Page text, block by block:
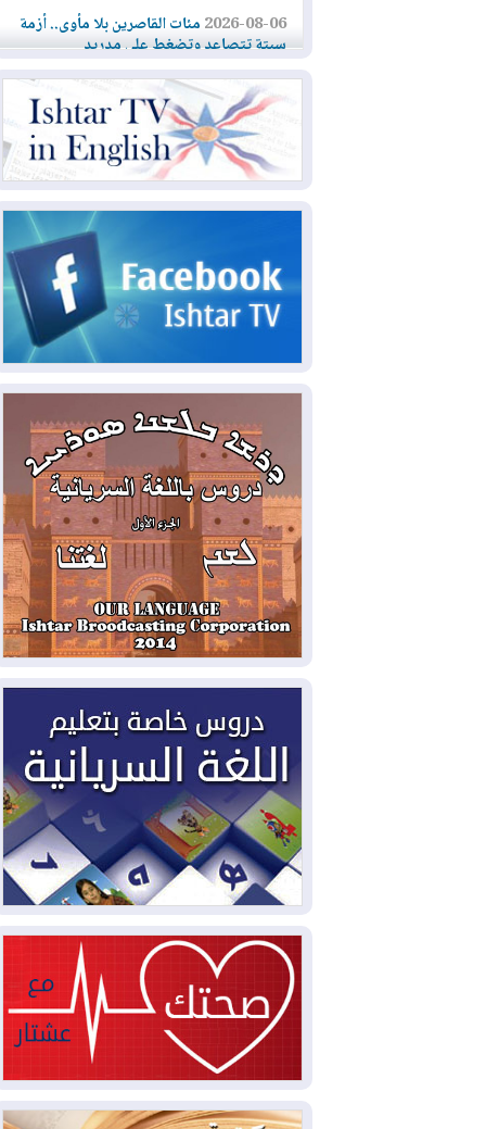
2026-08-06مئات القاصرين بلا مأوى.. أزمة
سبتة تتصاعد وتضغط على مدريد
2026-08-05
لمدة عام.. بدء توريد 100
مليون قدم مكعب يومياً من غاز كورمور في
إقليم كوردستان إلى وزارة الكهرباء العراقية
ملامح أخطر التحديات التي تواجه العراق
2026-08-05
حرائق فرنسا.. توقيف 402
شخص بينهم 156 قاصرا منذ بداية موسم
الحرائق
2026-08-04سومو: إنتاج النفط في إقليم
كوردستان انخفض إلى أقل من 10%
2026-08-04ملفات حقبة الكاظمي تعود إلى
الواجهة.. أنباء عن مراجعات قضائية
وتحقيقات أوسع في قضايا فساد
2026-08-04بيترو يشكو تزوير الانتخابات
الرئاسية ويحذر من "حرب أهلية" في
كولومبيا
2026-08-03رئيس إقليم كوردستان في
2026-08-03العراق يؤكد مجدداً التزامه
بمنع الهجمات على الدول المجاورة
2026-08-03العجز والاقتراض يطوقان
المالية العراقية.. اقتراض يتجاوز 3 تريليونات
دينار!
2026-08-03كوبا تغرق في الظلام مجددا
2026-08-03
أوامر بإجلاء 60 ألف شخص
بسبب الحرائق في ولاية واشنطن
2026-08-02
مشروع "حسابي" يُمهل
الموظفين حتى نهاية أغسطس لاستلام
بطاقاتهم المصرفية